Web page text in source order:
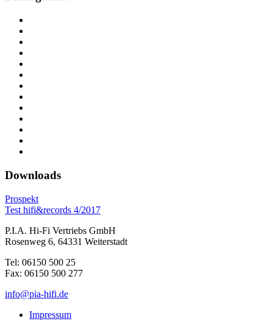
Downloads
Prospekt
Test hifi&records 4/2017
P.I.A. Hi-Fi Vertriebs GmbH
Rosenweg 6, 64331 Weiterstadt
Tel: 06150 500 25
Fax: 06150 500 277
info@pia-hifi.de
Impressum